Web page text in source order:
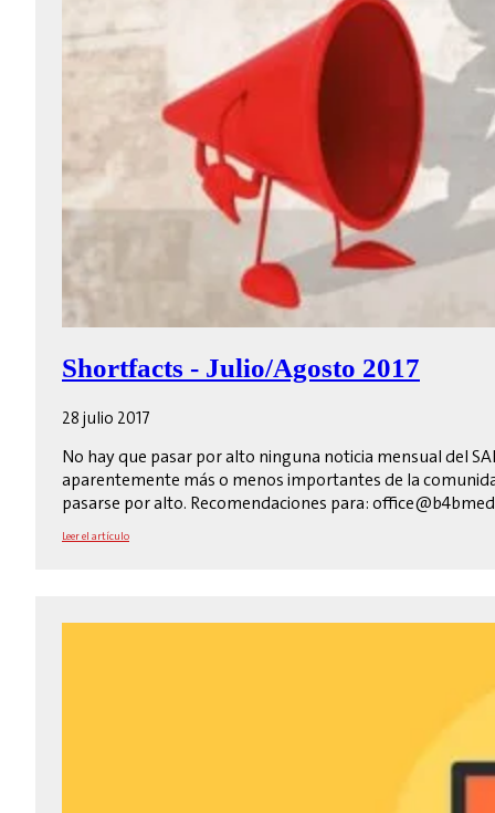
Shortfacts - Julio/Agosto 2017
28 julio 2017
No hay que pasar por alto ninguna noticia mensual del
aparentemente más o menos importantes de la
pasarse por alto. Recomendaciones para:
Leer el artículo